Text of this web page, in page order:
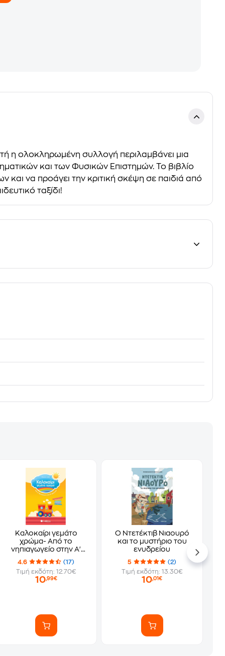
η ολοκληρωμένη συλλογή περιλαμβάνει μια
και των Φυσικών Επιστημών. Το βιβλίο
και να προάγει την κριτική σκέψη σε παιδιά από
ταξίδι!
Καλοκαίρι γεμάτο
χρώμα- Από το
νηπιαγωγείο στην Α'
δημοτικού
4.6
(17)
Τιμή εκδότη: 12.70€
10,99€
Ο Ντετέκτιβ Νιαουρό
και το μυστήριο του
ενυδρείου
5
(2)
Τιμή εκδότη: 13.30€
10,01€